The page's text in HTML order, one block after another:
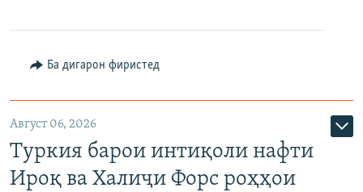
Ба дигарон фиристед
Август 06, 2026
Туркия барои интиқоли нафти
Ироқ ва Халиҷи Форс роҳҳои